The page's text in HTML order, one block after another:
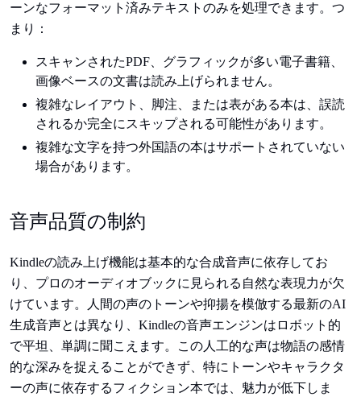
ーンなフォーマット済みテキストのみを処理できます。つ
まり：
スキャンされたPDF、グラフィックが多い電子書籍、
画像ベースの文書は読み上げられません。
複雑なレイアウト、脚注、または表がある本は、誤読
されるか完全にスキップされる可能性があります。
複雑な文字を持つ外国語の本はサポートされていない
場合があります。
音声品質の制約
Kindleの読み上げ機能は基本的な合成音声に依存してお
り、プロのオーディオブックに見られる自然な表現力が欠
けています。人間の声のトーンや抑揚を模倣する最新のAI
生成音声とは異なり、Kindleの音声エンジンはロボット的
で平坦、単調に聞こえます。この人工的な声は物語の感情
的な深みを捉えることができず、特にトーンやキャラクタ
ーの声に依存するフィクション本では、魅力が低下しま